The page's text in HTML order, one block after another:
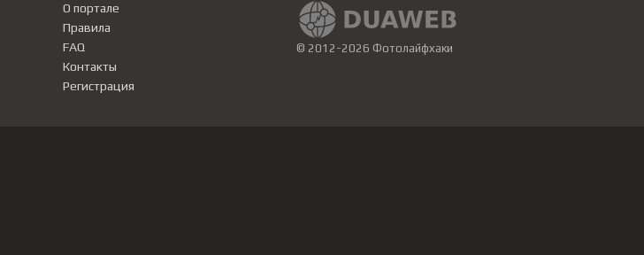
О портале
Правила
FAQ
Контакты
Регистрация
© 2012-2026 Фотолайфхаки